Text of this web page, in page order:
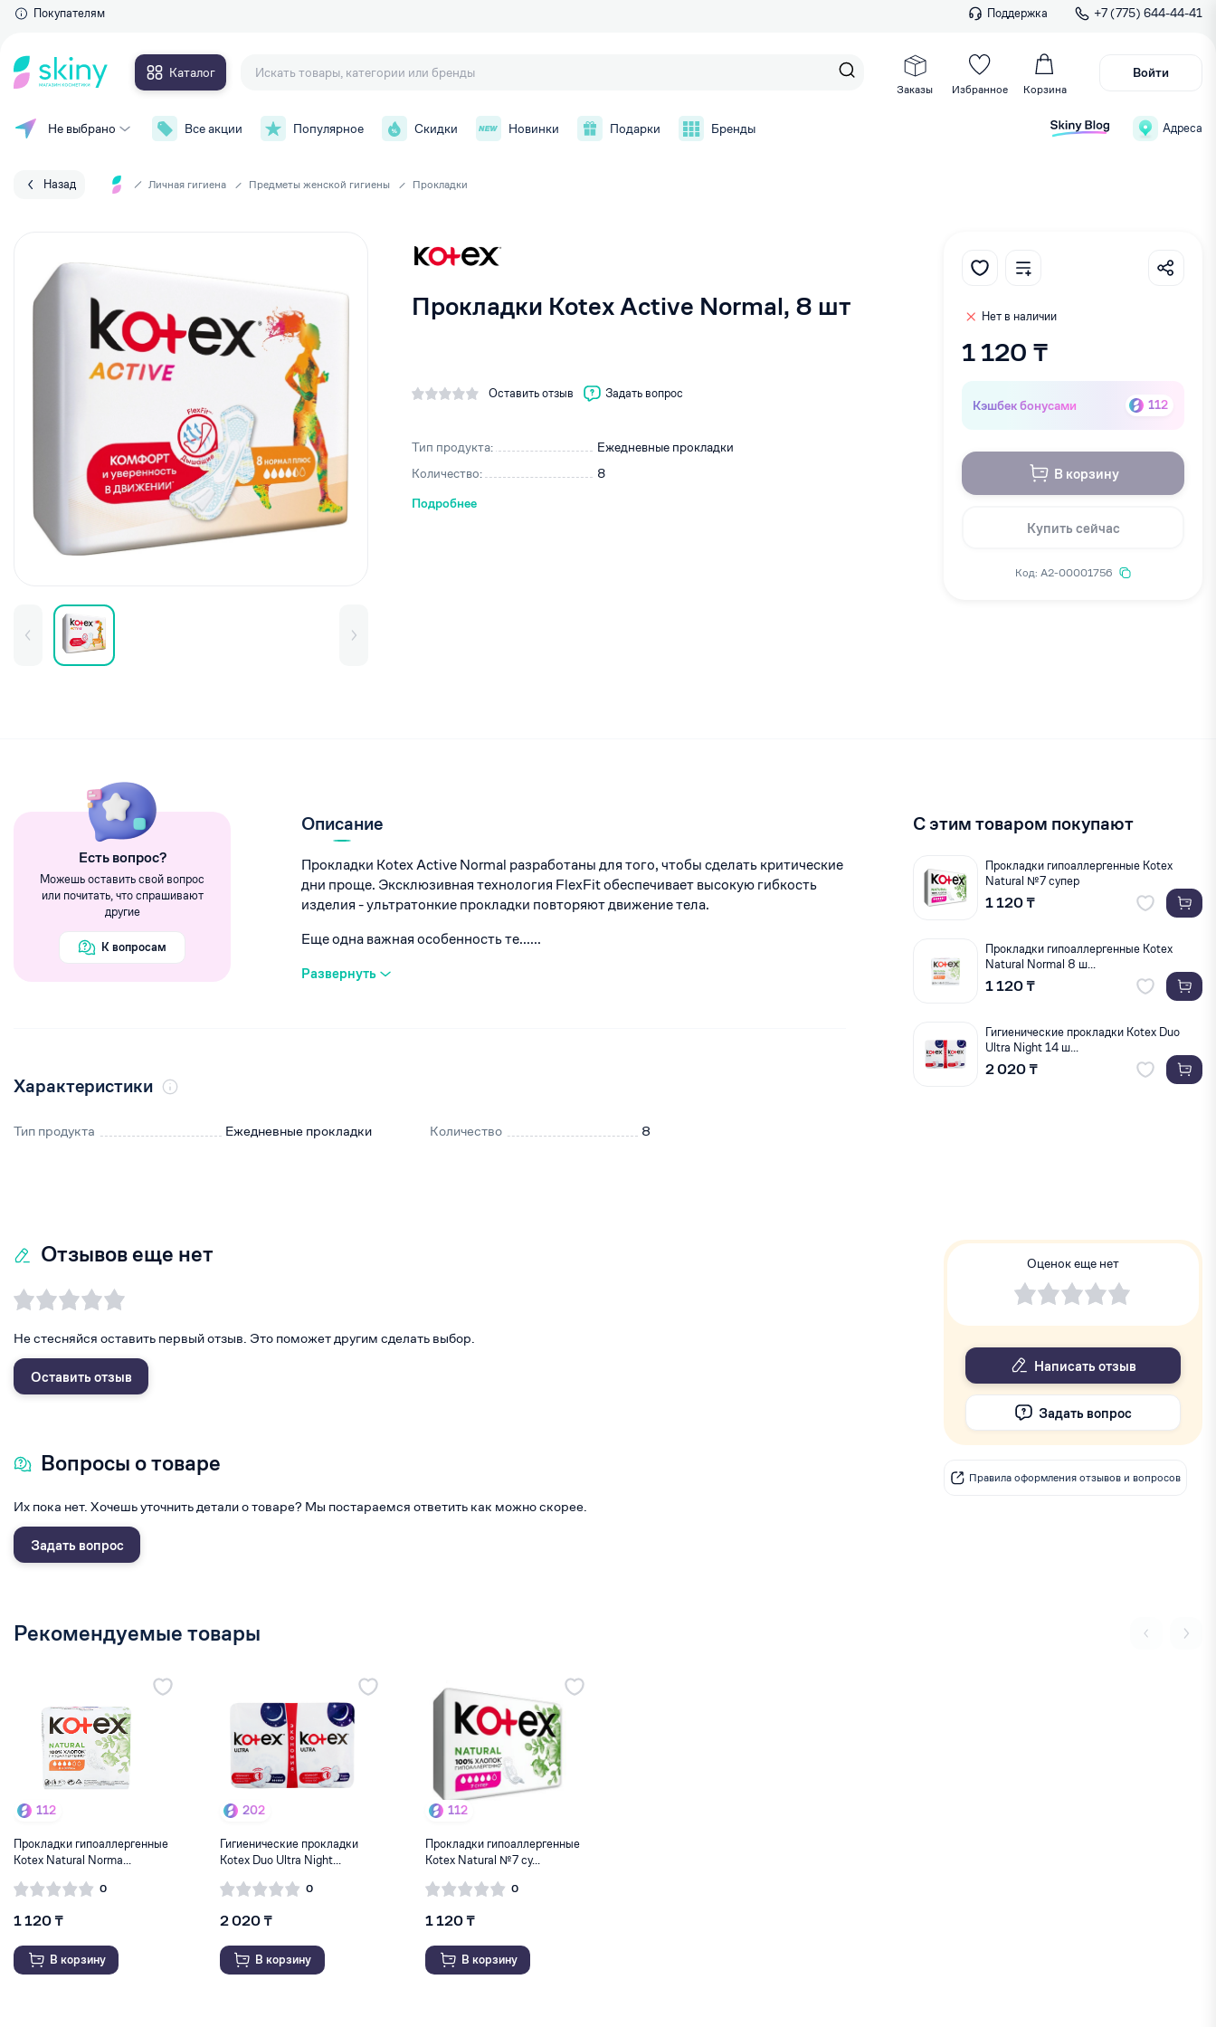
Покупателям Поддержка +7 (775) 644-44-41
Каталог
Заказы Избранное Корзина
Войти
Не выбрано Все акции Популярное Скидки Новинки Подарки Бренды Адреса
Назад Личная гигиена Предметы женской гигиены Прокладки
Прокладки Kotex Active Normal, 8 шт
Оставить отзыв Задать вопрос
Тип продукта:
Ежедневные прокладки
Количество:
8
Подробнее
Нет в наличии
1 120 ₸
Кэшбек бонусами 112
В корзину
Купить сейчас
Код: А2-00001756
Eсть вопрос?
Можешь оставить свой вопрос
или почитать, что спрашивают
другие
К вопросам
Описание
Прокладки Kotex Active Normal разработаны для того, чтобы сделать критические
дни проще. Эксклюзивная технология FlexFit обеспечивает высокую гибкость
изделия - ультратонкие прокладки повторяют движение тела.
Еще одна важная особенность те......
Развернуть
Характеристики
Тип продукта Ежедневные прокладки Количество 8
С этим товаром покупают
Прокладки гипоаллергенные Kotex
Natural №7 супер
1 120 ₸
Прокладки гипоаллергенные Kotex
Natural Normal 8 ш...
1 120 ₸
Гигиенические прокладки Kotex Duo
Ultra Night 14 ш...
2 020 ₸
Отзывов еще нет
Не стесняйся оставить первый отзыв. Это поможет другим сделать выбор.
Оставить отзыв
Вопросы о товаре
Их пока нет. Хочешь уточнить детали о товаре? Мы постараемся ответить как можно скорее.
Задать вопрос
Оценок еще нет
Написать отзыв
Задать вопрос
Правила оформления отзывов и вопросов
Рекомендуемые товары
112
Прокладки гипоаллергенные
Kotex Natural Norma...
0
1 120 ₸
В корзину
202
Гигиенические прокладки
Kotex Duo Ultra Night...
0
2 020 ₸
В корзину
112
Прокладки гипоаллергенные
Kotex Natural №7 су...
0
1 120 ₸
В корзину
Макияж
Уход за лицом
Личная гигиена
Парфюмерия
Аксессуары
Товары для дома
Колготки и чулки
Наборы и сертификаты
Для глаз
Тени для век
Для губ
Губные помады
Блески для губ
Карандаши для губ
Для бровей
Тушь для бровей
Карандаши и лайнеры для бровей
Помады и тинты для бровей